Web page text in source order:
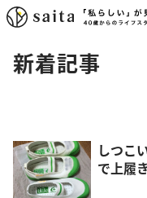
新着記事
しつこ
で上履